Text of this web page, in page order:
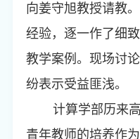
向姜守旭教授请教
经验，逐一作了细
教学案例。现场讨
纷表示受益匪浅。
计算学部历来
青年教师的培养作